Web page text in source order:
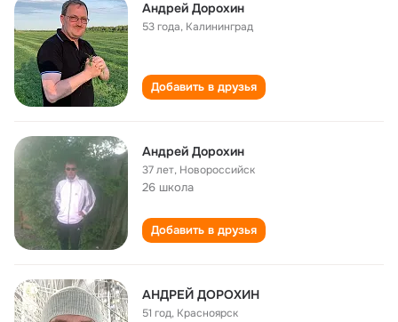
Андрей Дорохин
53 года, Калининград
Добавить в друзья
Андрей Дорохин
37 лет, Новороссийск
26 школа
Добавить в друзья
АНДРЕЙ ДОРОХИН
51 год, Красноярск